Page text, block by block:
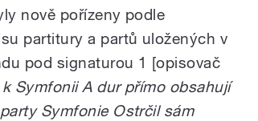
nově pořízeny podle
partitury a partů uložených v
pod signaturou 1 [opisovač
Symfonii A dur přímo obsahují
Symfonie Ostrčil sám